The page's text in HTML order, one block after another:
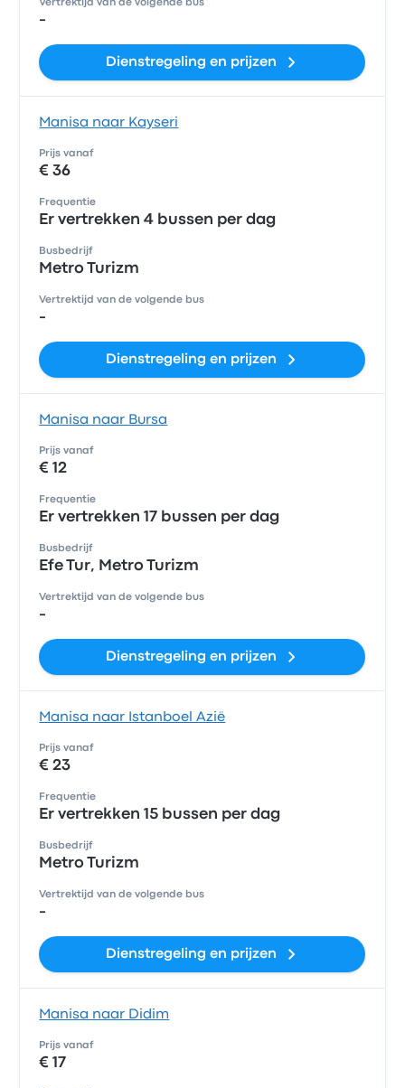
Vertrektijd van de volgende bus
-
Dienstregeling en prijzen
Manisa naar Kayseri
Prijs vanaf
€ 36
Frequentie
Er vertrekken 4 bussen per dag
Busbedrijf
Metro Turizm
Vertrektijd van de volgende bus
-
Dienstregeling en prijzen
Manisa naar Bursa
Prijs vanaf
€ 12
Frequentie
Er vertrekken 17 bussen per dag
Busbedrijf
Efe Tur, Metro Turizm
Vertrektijd van de volgende bus
-
Dienstregeling en prijzen
Manisa naar Istanboel Azië
Prijs vanaf
€ 23
Frequentie
Er vertrekken 15 bussen per dag
Busbedrijf
Metro Turizm
Vertrektijd van de volgende bus
-
Dienstregeling en prijzen
Manisa naar Didim
Prijs vanaf
€ 17